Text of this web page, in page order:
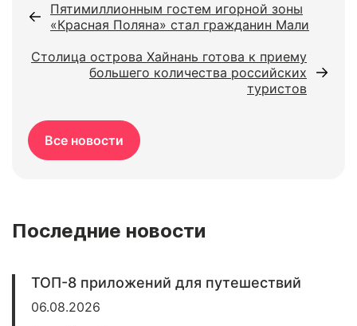
Пятимиллионным гостем игорной зоны
«Красная Поляна» стал гражданин Мали
Столица острова Хайнань готова к приему
большего количества российских
туристов
Все новости
Последние новости
ТОП-8 приложений для путешествий
06.08.2026